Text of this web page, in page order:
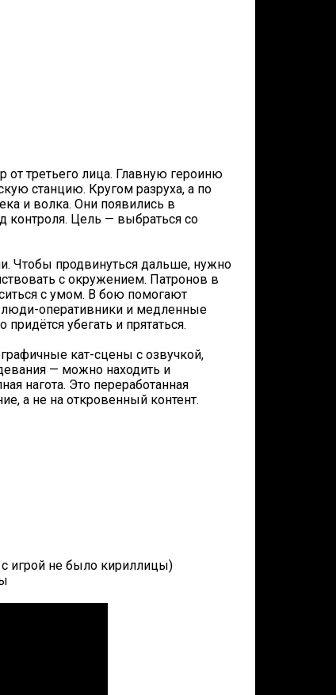
от третьего лица. Главную героиню
станцию. Кругом разруха, а по
и волка. Они появились в
контроля. Цель — выбраться со
Чтобы продвинуться дальше, нужно
с окружением. Патронов в
с умом. В бою помогают
оперативники и медленные
убегать и прятаться.
кат-сцены с озвучкой,
— можно находить и
нагота. Это переработанная
а не на откровенный контент.
с игрой не было кириллицы)